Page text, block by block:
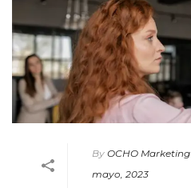
By OCHO Marketing
mayo, 2023